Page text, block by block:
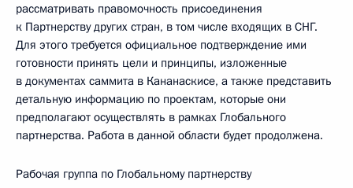
рассматривать правомочность присоединения
к Партнерству других стран, в том числе входящих в СНГ.
Для этого требуется официальное подтверждение ими
готовности принять цели и принципы, изложенные
в документах саммита в Кананаскисе, а также представить
детальную информацию по проектам, которые они
предполагают осуществлять в рамках Глобального
партнерства. Работа в данной области будет продолжена.
Рабочая группа по Глобальному партнерству